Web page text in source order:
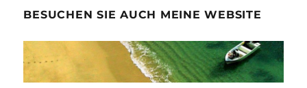
BESUCHEN SIE AUCH MEINE WEBSITE